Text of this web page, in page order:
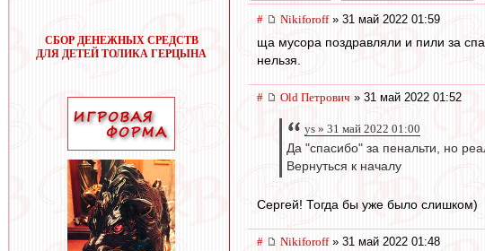
СБОР ДЕНЕЖНЫХ СРЕДСТВ
ДЛЯ ДЕТЕЙ ТОЛИКА ГЕРЦЫНА
# Nikiforoff» 31 май 2022 01:59
ща мусора поздравляли и пили за
нельзя.
# Old Петрович » 31 май 2022 01:52
ys » 31 май 2022 01:00
Да "спасибо" за пенальти, но
Вернуться к началу
Сергей! Тогда бы уже было слишком)
# Nikiforoff» 31 май 2022 01:48